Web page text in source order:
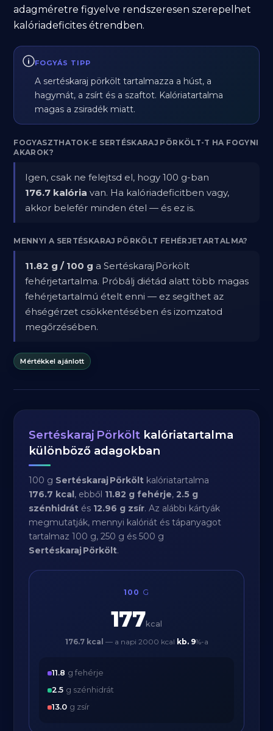
adagméretre figyelve rendszeresen szerepelhet
kalóriadeficites étrendben.
FOGYÁS TIPP
A sertéskaraj pörkölt tartalmazza a húst, a
hagymát, a zsírt és a szaftot. Kalóriatartalma
magas a zsiradék miatt.
FOGYASZTHATOK-E SERTÉSKARAJ PÖRKÖLT-T HA FOGYNI
AKAROK?
Igen, csak ne felejtsd el, hogy 100 g-ban
176.7 kalória van. Ha kalóriadeficitben vagy,
akkor belefér minden étel — és ez is.
MENNYI A SERTÉSKARAJ PÖRKÖLT FEHÉRJETARTALMA?
11.82 g / 100 g a Sertéskaraj Pörkölt
fehérjetartalma. Próbálj diétád alatt több magas
fehérjetartalmú ételt enni — ez segíthet az
éhségérzet csökkentésében és izomzatod
megőrzésében.
Mértékkel ajánlott
Sertéskaraj Pörkölt kalóriatartalma
különböző adagokban
100 g Sertéskaraj Pörkölt kalóriatartalma
176.7 kcal, ebből 11.82 g fehérje,2.5 g
szénhidrát és 12.96 g zsír. Az alábbi kártyák
megmutatják, mennyi kalóriát és tápanyagot
tartalmaz 100 g, 250 g és 500 g
Sertéskaraj Pörkölt.
100 G
177kcal
176.7 kcal — a napi 2000 kcal kb. 9%-a
11.8 g fehérje
2.5 g szénhidrát
13.0 g zsír